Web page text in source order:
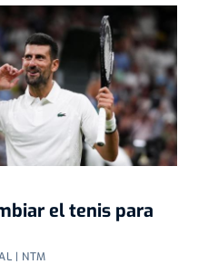
el tenis para
| NTM